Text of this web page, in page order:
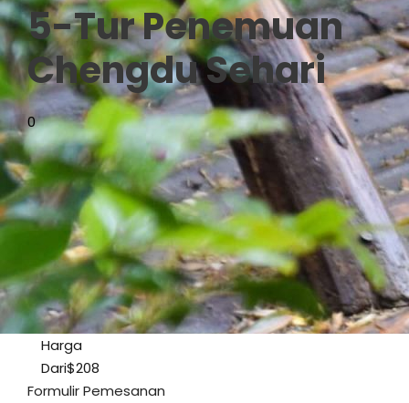
5-Tur Penemuan
Chengdu Sehari
0
Harga
Dari$208
Formulir Pemesanan